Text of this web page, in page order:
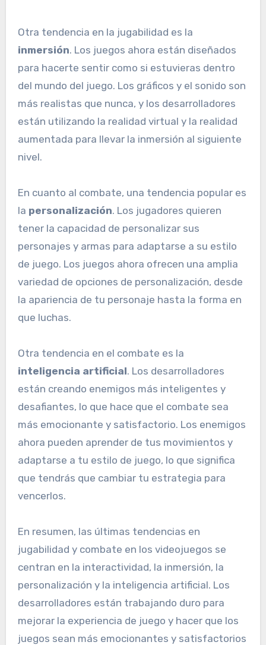
Otra tendencia en la jugabilidad es la
inmersión. Los juegos ahora están diseñados
para hacerte sentir como si estuvieras dentro
del mundo del juego. Los gráficos y el sonido son
más realistas que nunca, y los desarrolladores
están utilizando la realidad virtual y la realidad
aumentada para llevar la inmersión al siguiente
nivel.
En cuanto al combate, una tendencia popular es
la personalización. Los jugadores quieren
tener la capacidad de personalizar sus
personajes y armas para adaptarse a su estilo
de juego. Los juegos ahora ofrecen una amplia
variedad de opciones de personalización, desde
la apariencia de tu personaje hasta la forma en
que luchas.
Otra tendencia en el combate es la
inteligencia artificial. Los desarrolladores
están creando enemigos más inteligentes y
desafiantes, lo que hace que el combate sea
más emocionante y satisfactorio. Los enemigos
ahora pueden aprender de tus movimientos y
adaptarse a tu estilo de juego, lo que significa
que tendrás que cambiar tu estrategia para
vencerlos.
En resumen, las últimas tendencias en
jugabilidad y combate en los videojuegos se
centran en la interactividad, la inmersión, la
personalización y la inteligencia artificial. Los
desarrolladores están trabajando duro para
mejorar la experiencia de juego y hacer que los
juegos sean más emocionantes y satisfactorios